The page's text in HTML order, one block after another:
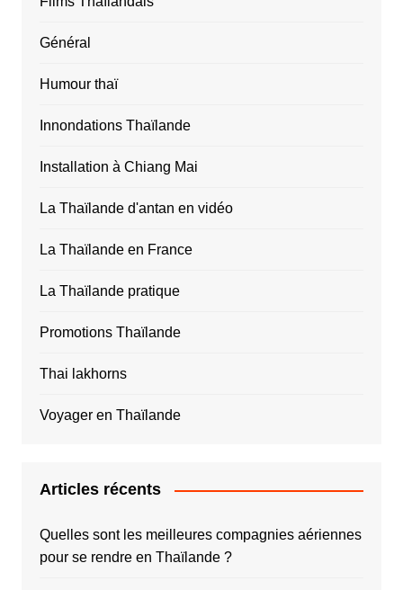
Général
Humour thaï
Innondations Thaïlande
Installation à Chiang Mai
La Thaïlande d'antan en vidéo
La Thaïlande en France
La Thaïlande pratique
Promotions Thaïlande
Thai lakhorns
Voyager en Thaïlande
Articles récents
Quelles sont les meilleures compagnies aériennes
pour se rendre en Thaïlande ?